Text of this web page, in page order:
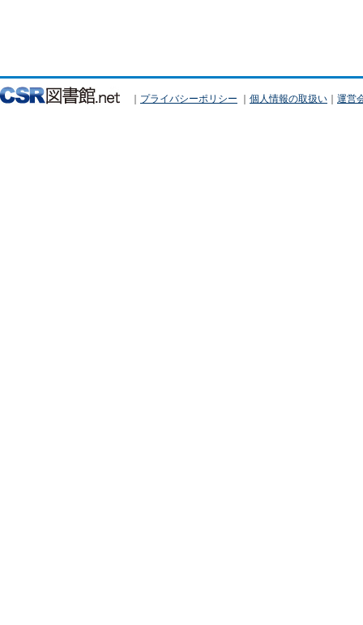
｜ プライバシーポリシー ｜ 個人情報の取扱い ｜ 運営